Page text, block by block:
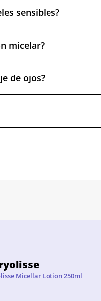
sensibles?
micelar?
de ojos?
Micellar Lotion 250ml